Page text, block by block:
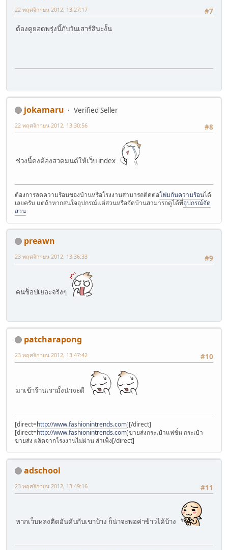
#7
22 พฤศจิกายน 2012, 13:27:17
ต้องดูยอดพรุ่งนี้กับวันเสาร์สินะงั้น
jokamaru
Verified Seller
#8
22 พฤศจิกายน 2012, 13:30:56
ช่วงนี้คงต้องสวดมนต์ให้เว็บ index
ต้องการลดความร้อนของบ้านหรือโรงงานสามารถติดต่อโฟมกันความร้อนได้
เลยครับ แต่ถ้าหากสนใจอุปกรณ์แต่สวนหรือจัดบ้านสามารถดูได้ที่อุปกรณ์จัด
สวน
preawn
#9
23 พฤศจิกายน 2012, 13:36:33
คนช็อปเยอะจริงๆ
patcharapong
#10
23 พฤศจิกายน 2012, 13:47:42
มาเข้าร้านเรามั้งน่าจะดี
[direct=http://www.fashionintrends.com][/direct]
[direct=http://www.fashionintrends.com]ขายส่งกระเป๋าแฟชั่น กระเป๋า
ขายส่ง ผลิตจากโรงงานไม่ผ่าน สำเพ็ง[/direct]
adschool
#11
23 พฤศจิกายน 2012, 13:49:16
หากเว็บหลงติดอันดับกับเขาบ้าง ก็น่าจะพอค่าข้าวได้บ้าง